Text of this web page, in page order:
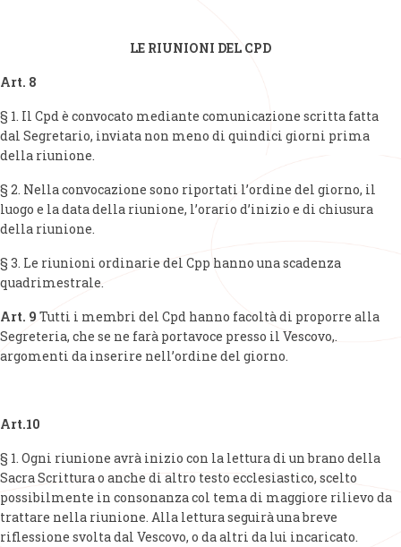
LE RIUNIONI DEL CPD
Art. 8
§ 1. Il Cpd è convocato mediante comunicazione scritta fatta
dal Segretario, inviata non meno di quindici giorni prima
della riunione.
§ 2. Nella convocazione sono riportati l’ordine del giorno, il
luogo e la data della riunione, l’orario d’inizio e di chiusura
della riunione.
§ 3. Le riunioni ordinarie del Cpp hanno una scadenza
quadrimestrale.
Art. 9 Tutti i membri del Cpd hanno facoltà di proporre alla
Segreteria, che se ne farà portavoce presso il Vescovo,.
argomenti da inserire nell’ordine del giorno.
Art.10
§ 1. Ogni riunione avrà inizio con la lettura di un brano della
Sacra Scrittura o anche di altro testo ecclesiastico, scelto
possibilmente in consonanza col tema di maggiore rilievo da
trattare nella riunione. Alla lettura seguirà una breve
riflessione svolta dal Vescovo, o da altri da lui incaricato.